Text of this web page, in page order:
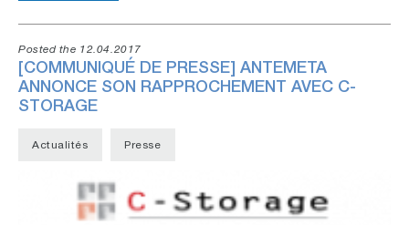
Posted the 12.04.2017
[COMMUNIQUÉ DE PRESSE] ANTEMETA
ANNONCE SON RAPPROCHEMENT AVEC C-
STORAGE
Actualités Presse